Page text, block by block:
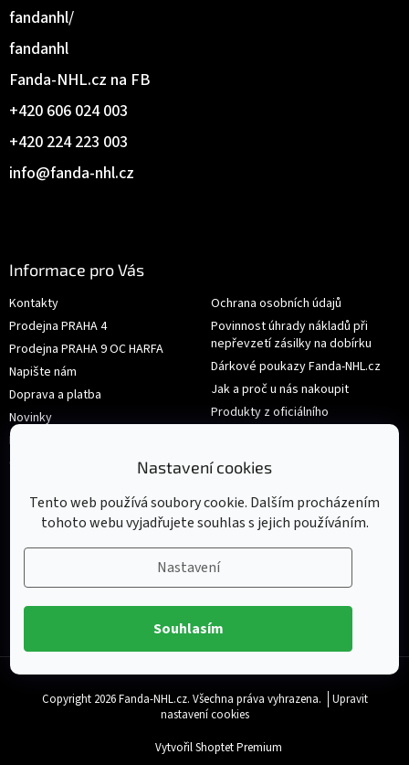
Nastavení cookies
Tento web používá soubory cookie. Dalším procházením
tohoto webu vyjadřujete souhlas s jejich používáním.
Nastavení
Souhlasím
info@fanda-nhl.cz
+420 224 223 003
+420 606 024 003
Fanda-NHL.cz na FB
fandanhl
fandanhl/
Informace pro Vás
Kontakty
Prodejna PRAHA 4
Prodejna PRAHA 9 OC HARFA
Napište nám
Doprava a platba
Novinky
Hodnocení obchodu
Obchodní podmínky
Ochrana osobních údajů
Povinnost úhrady nákladů při
nepřevzetí zásilky na dobírku
Dárkové poukazy Fanda-NHL.cz
Jak a proč u nás nakoupit
Produkty z oficiálního
shop.nhl.com
Výměna nebo vrácení zboží
Vytvořil Shoptet Premium
Copyright 2026Fanda-NHL.cz. Všechna práva vyhrazena.
Upravit
nastavení cookies